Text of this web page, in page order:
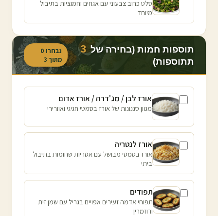
סלט כרוב צבעוני עם אגוזים וחמוציות בתיבול
מיוחד
תוספות חמות (בחירה של 3
תתוספות)
נבחרו 0
מתוך 3
אורז לבן / מג'דרה / אורז אדום
מגוון סגנונות של אורז בסמטי חגיגי ואוורירי
אורז לנטריה
אורז בסמטי מבושל עם אטריות שחומות בתיבול
ביתי
תפודים
תפוחי אדמה זעירים אפויים בגריל עם שמן זית
ורוזמרין